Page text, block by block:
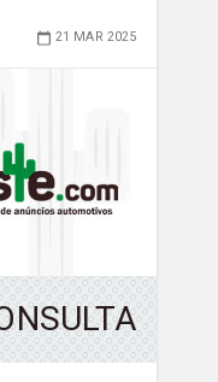
21 MAR 2025